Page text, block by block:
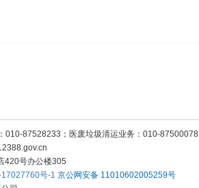
87528233；医废垃圾清运业务：010-87500078
420号办公楼305
号-1 京公网安备 11010602005259号